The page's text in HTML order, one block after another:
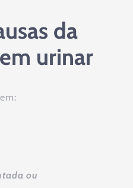
da
urinar
ou